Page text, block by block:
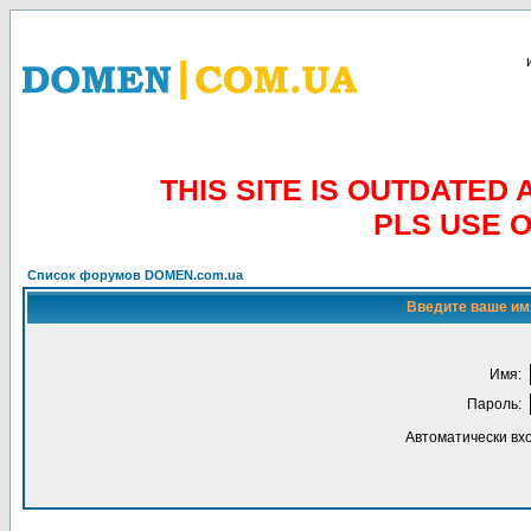
THIS SITE IS OUTDATED
PLS USE
Список форумов DOMEN.com.ua
Введите ваше
Имя:
Пароль:
Автоматически